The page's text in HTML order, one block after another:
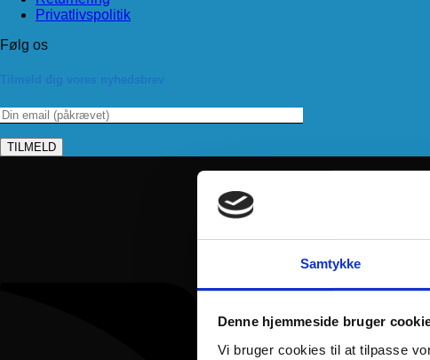
Samtykke
Denne hjemmeside bruger
Vi bruger cookies til at tilpasse
Privatlivspolitik
Følg os
Tilmeld dig vores nyhedsbrev